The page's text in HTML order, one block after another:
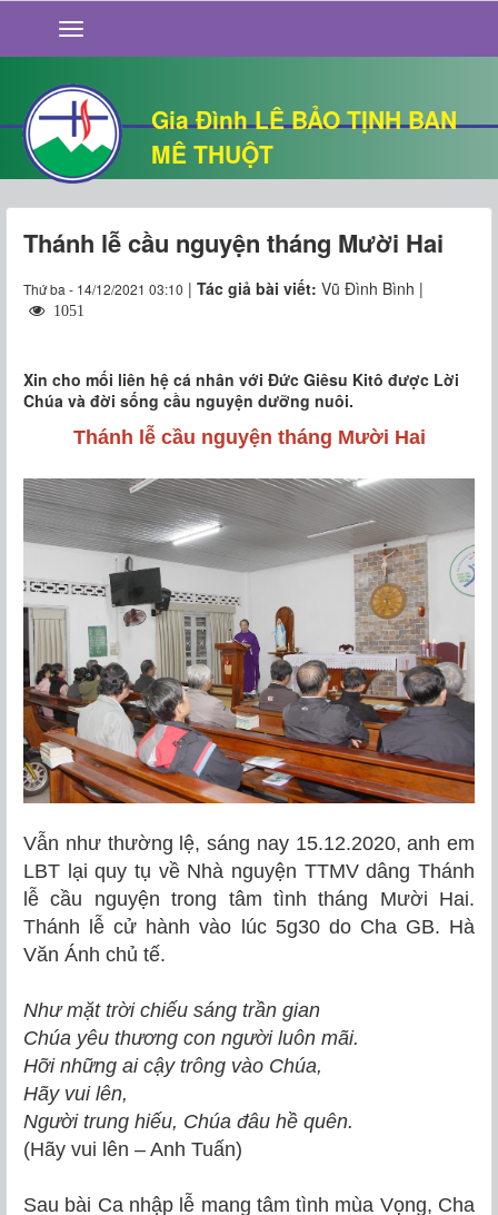
Gia Đình LÊ BẢO TỊNH BAN
MÊ THUỘT
GIỚI THIỆU
TIN TỨC
SỐNG ĐẠO
CHUYỆN NHÀ
QUÁN VĂN
THƯ GIÃN
Thánh lễ cầu nguyện tháng Mười Hai
Thứ ba - 14/12/2021 03:10 | Tác giả bài viết: Vũ Đình Bình |
1051
Xin cho mối liên hệ cá nhân với Đức Giêsu Kitô được Lời
Chúa và đời sống cầu nguyện dưỡng nuôi.
Thánh lễ cầu nguyện tháng Mười Hai
Vẫn như thường lệ, sáng nay 15.12.2020, anh em
LBT lại quy tụ về Nhà nguyện TTMV dâng Thánh
lễ cầu nguyện trong tâm tình tháng Mười Hai.
Thánh lễ cử hành vào lúc 5g30 do Cha GB. Hà
Văn Ánh chủ tế.
Như mặt trời chiếu sáng trần gian
Chúa yêu thương con người luôn mãi.
Hỡi những ai cậy trông vào Chúa,
Hãy vui lên,
Người trung hiếu, Chúa đâu hề quên.
(Hãy vui lên – Anh Tuấn)
Sau bài Ca nhập lễ mang tâm tình mùa Vọng, Cha